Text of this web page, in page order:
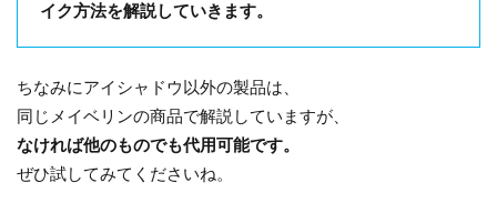
イク方法を解説していきます。
ちなみにアイシャドウ以外の製品は、
同じメイベリンの商品で解説していますが、
なければ他のものでも代用可能です。
ぜひ試してみてくださいね。